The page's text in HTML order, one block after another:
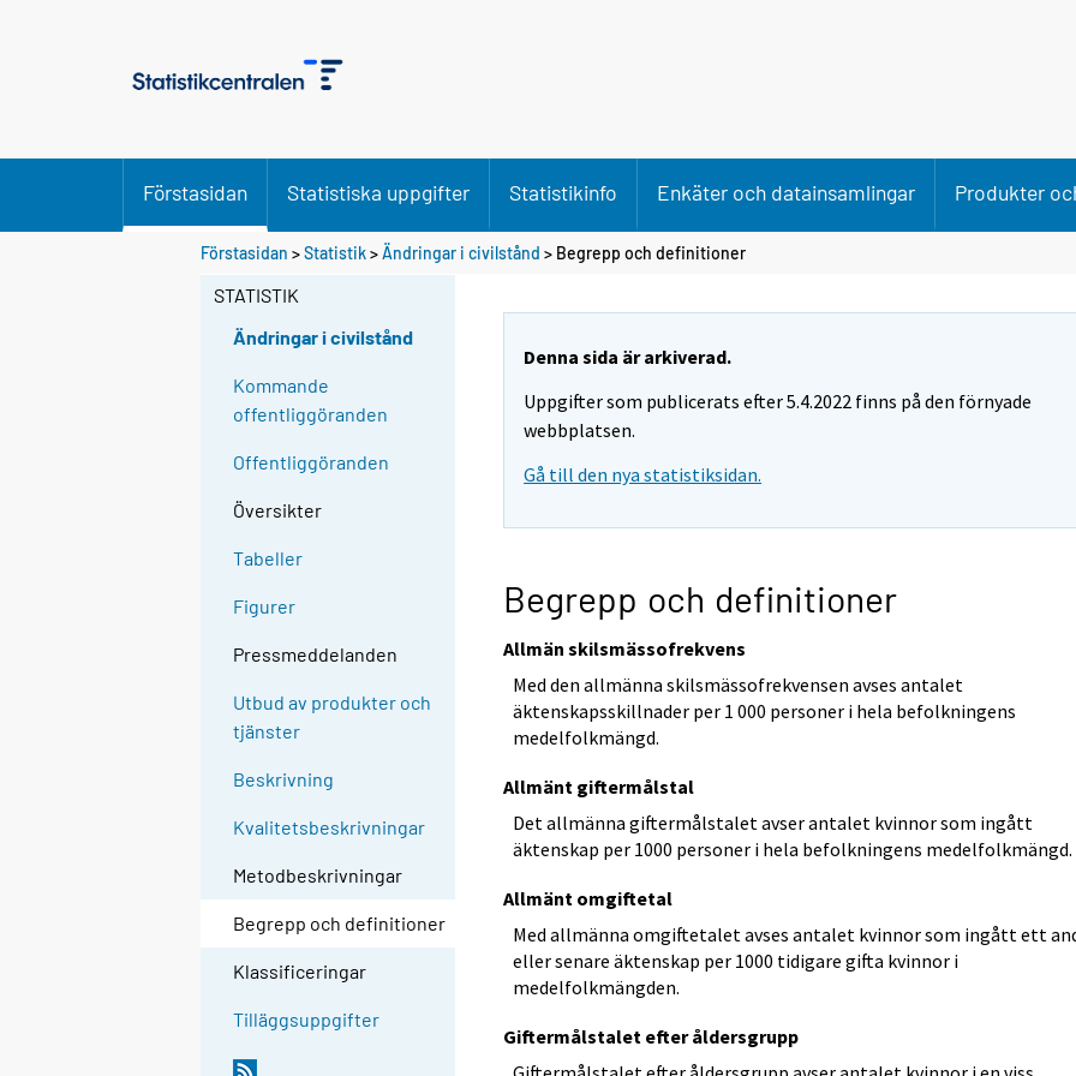
Förstasidan Statistiska uppgifter Statistikinfo Enkäter och datainsamlingar Produkter
Förstasidan >Statistik>Ändringar i civilstånd > Begrepp och definitioner
STATISTIK
Ändringar i civilstånd
Kommande
offentliggöranden
Offentliggöranden
Översikter
Tabeller
Figurer
Pressmeddelanden
Utbud av produkter och
tjänster
Beskrivning
Kvalitetsbeskrivningar
Metodbeskrivningar
Begrepp och definitioner
Klassificeringar
Tilläggsuppgifter
Denna sida är arkiverad.
Uppgifter som publicerats efter 5.4.2022 finns på den förnyade
webbplatsen.
Gå till den nya statistiksidan.
Begrepp och definitioner
Allmän skilsmässofrekvens
Med den allmänna skilsmässofrekvensen avses antalet
äktenskapsskillnader per 1 000 personer i hela befolkningens
medelfolkmängd.
Allmänt giftermålstal
Det allmänna giftermålstalet avser antalet kvinnor som ingått
äktenskap per 1000 personer i hela befolkningens medelfolkmängd.
Allmänt omgiftetal
Med allmänna omgiftetalet avses antalet kvinnor som ingått ett
eller senare äktenskap per 1000 tidigare gifta kvinnor i
medelfolkmängden.
Giftermålstalet efter åldersgrupp